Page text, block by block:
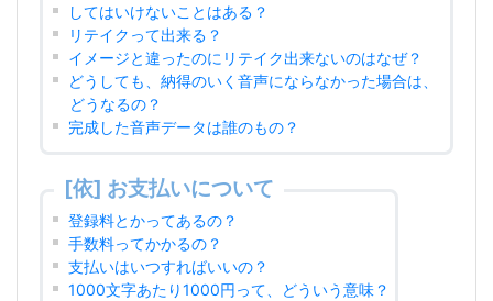
してはいけないことはある？
リテイクって出来る？
イメージと違ったのにリテイク出来ないのはなぜ？
どうしても、納得のいく音声にならなかった場合は、
どうなるの？
完成した音声データは誰のもの？
[依] お支払いについて
登録料とかってあるの？
手数料ってかかるの？
支払いはいつすればいいの？
1000文字あたり1000円って、どういう意味？